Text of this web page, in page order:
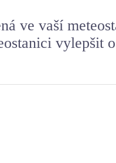
ve vaší
vylepšit